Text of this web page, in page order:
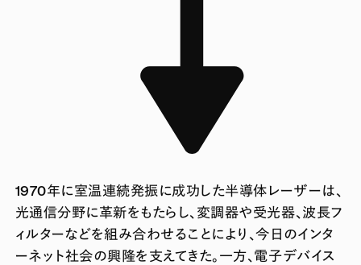
1970年に室温連続発振に成功した半導体レーザーは、
光通信分野に革新をもたらし、変調器や受光器、波長フ
ィルターなどを組み合わせることにより、今日のインタ
ーネット社会の興隆を支えてきた。一方、電子デバイス